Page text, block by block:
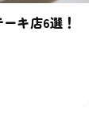
キ店6選！